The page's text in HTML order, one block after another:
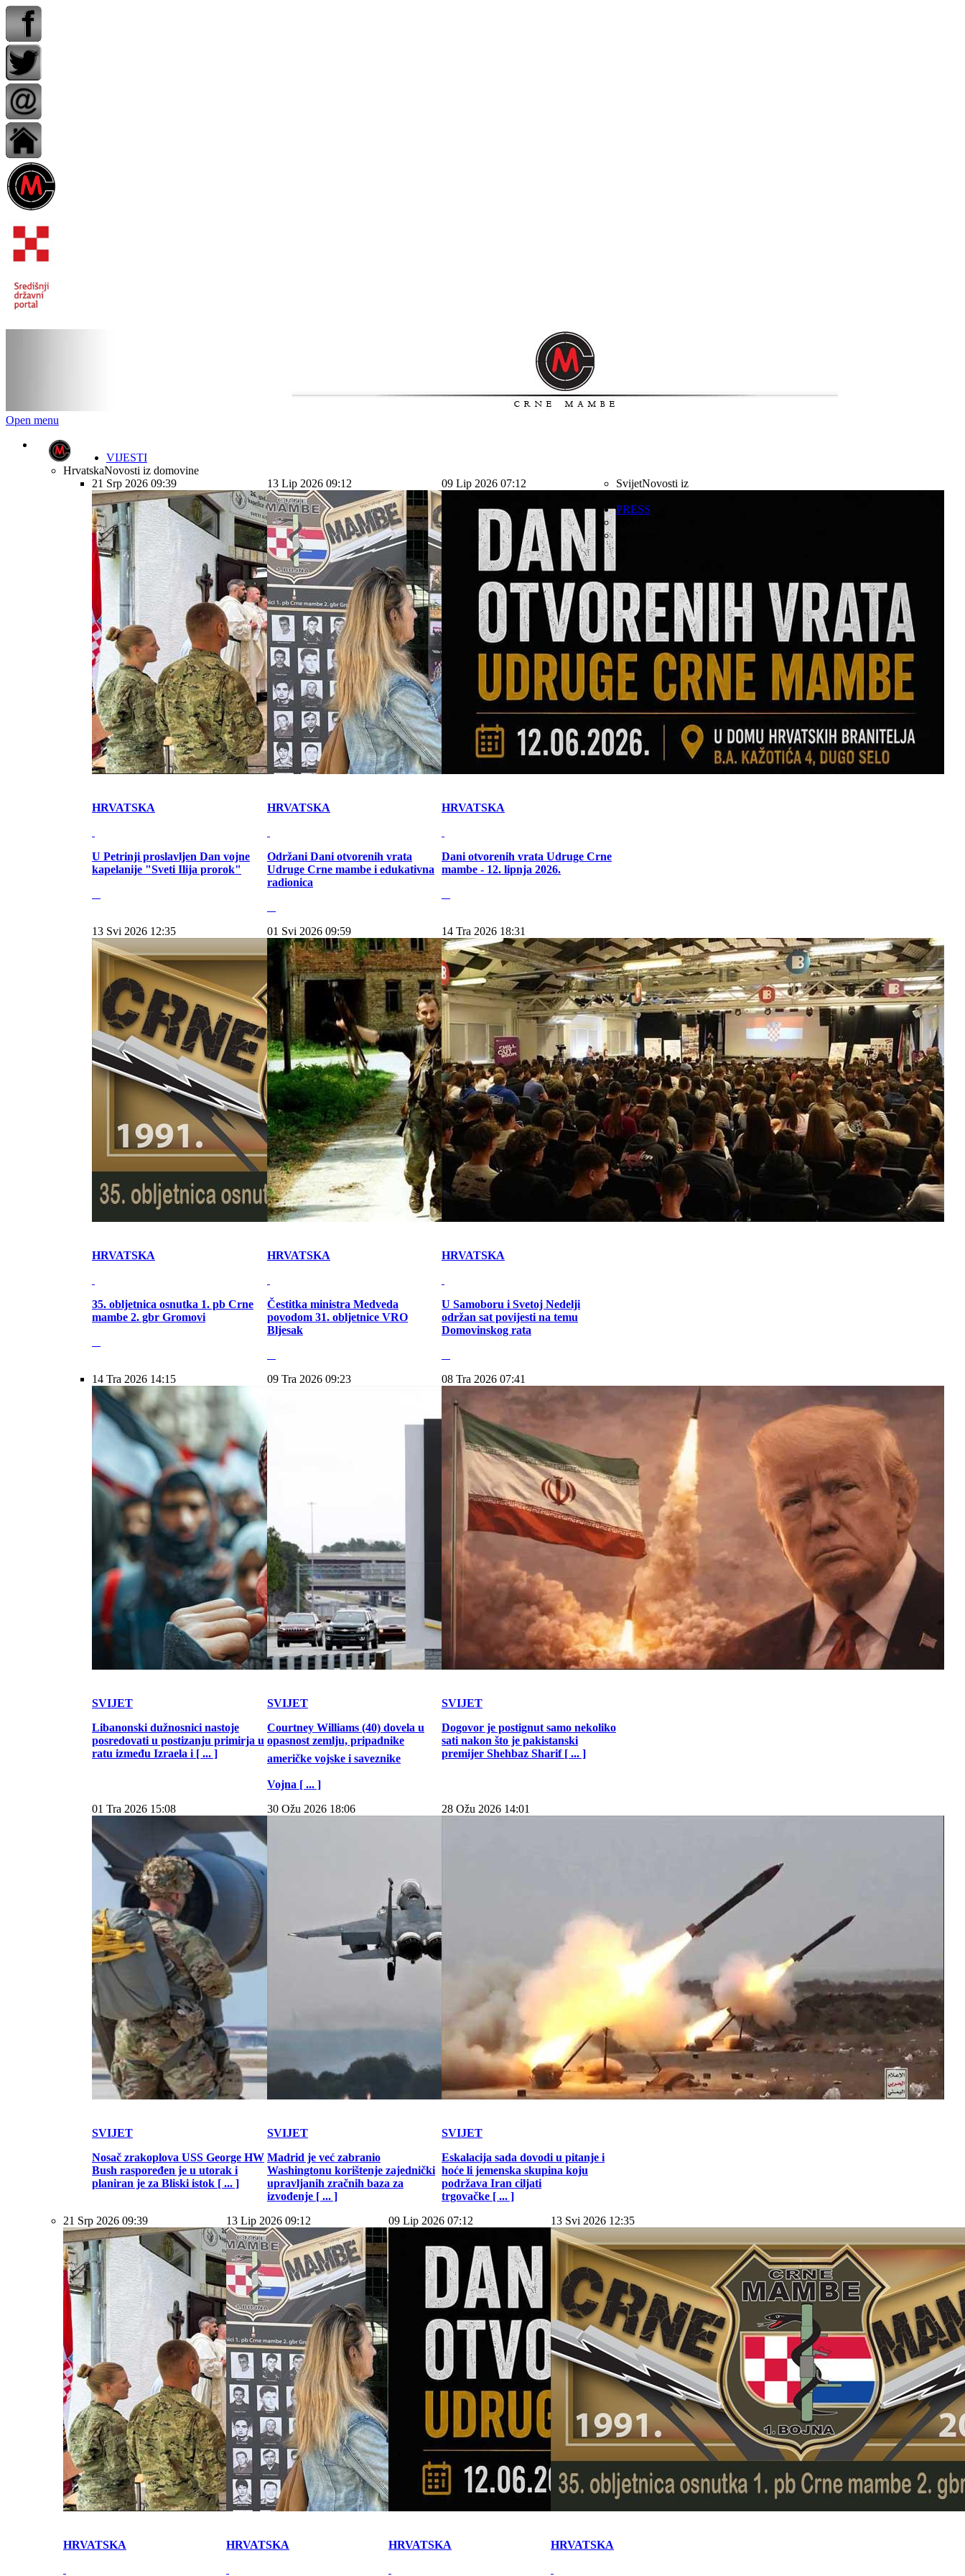
Open menu
VIJESTI
HrvatskaNovosti iz domovine
21 Srp 2026 09:39
HRVATSKA
U Petrinji proslavljen Dan vojne
kapelanije "Sveti Ilija prorok"
13 Lip 2026 09:12
HRVATSKA
Održani Dani otvorenih vrata
Udruge Crne mambe i edukativna
radionica
09 Lip 2026 07:12
HRVATSKA
Dani otvorenih vrata Udruge Crne
mambe - 12. lipnja 2026.
13 Svi 2026 12:35
HRVATSKA
35. obljetnica osnutka 1. pb Crne
mambe 2. gbr Gromovi
01 Svi 2026 09:59
HRVATSKA
Čestitka ministra Medveda
povodom 31. obljetnice VRO
Bljesak
14 Tra 2026 18:31
HRVATSKA
U Samoboru i Svetoj Nedelji
održan sat povijesti na temu
Domovinskog rata
SvijetNovosti iz
14 Tra 2026 14:15
SVIJET
Libanonski dužnosnici nastoje
posredovati u postizanju primirja u
ratu između Izraela i [ ... ]
09 Tra 2026 09:23
SVIJET
Courtney Williams (40) dovela u
opasnost zemlju, pripadnike
američke vojske i saveznike
Vojna [ ... ]
08 Tra 2026 07:41
SVIJET
Dogovor je postignut samo nekoliko
sati nakon što je pakistanski
premijer Shehbaz Sharif [ ... ]
01 Tra 2026 15:08
SVIJET
Nosač zrakoplova USS George HW
Bush raspoređen je u utorak i
planiran je za Bliski istok [ ... ]
30 Ožu 2026 18:06
SVIJET
Madrid je već zabranio
Washingtonu korištenje zajednički
upravljanih zračnih baza za
izvođenje [ ... ]
28 Ožu 2026 14:01
SVIJET
Eskalacija sada dovodi u pitanje i
hoće li jemenska skupina koju
podržava Iran ciljati
trgovačke [ ... ]
21 Srp 2026 09:39
HRVATSKA
13 Lip 2026 09:12
HRVATSKA
09 Lip 2026 07:12
HRVATSKA
13 Svi 2026 12:35
HRVATSKA
PRESS